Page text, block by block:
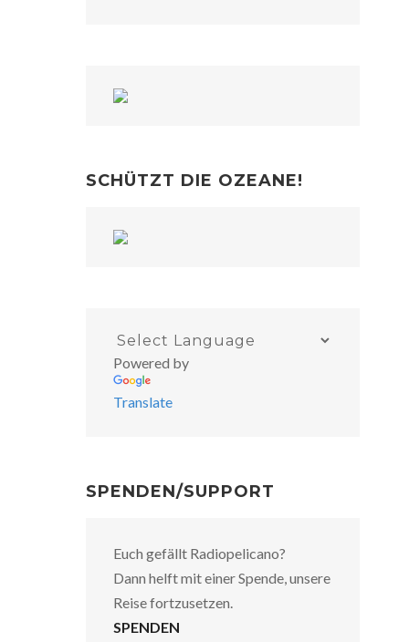
SCHÜTZT DIE OZEANE!
Powered by
Translate
SPENDEN/SUPPORT
Euch gefällt Radiopelicano?
Dann helft mit einer Spende, unsere
Reise fortzusetzen.
SPENDEN